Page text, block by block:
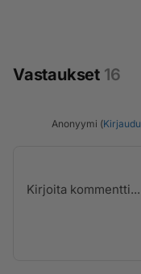
Vastaukset 16
Anonyymi (Kirjaudu